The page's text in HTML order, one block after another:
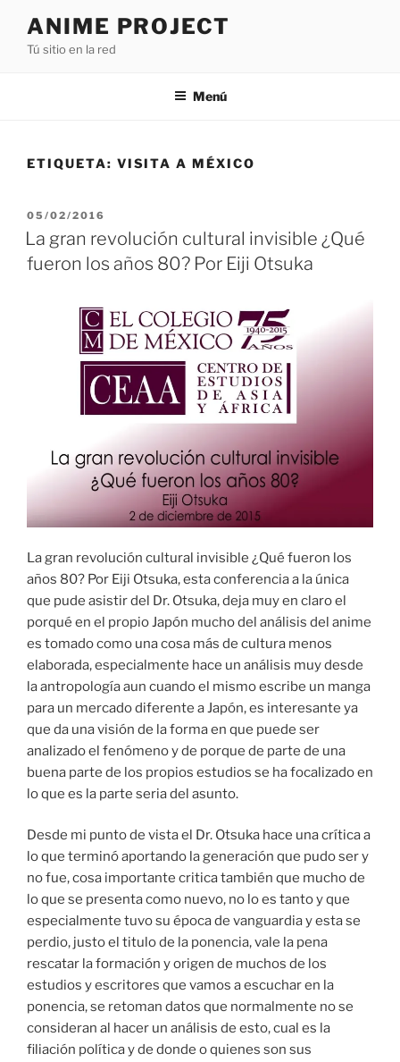
contenido
ANIME PROJECT
Tú sitio en la red
Menú
ETIQUETA: VISITA A MÉXICO
PUBLICADO
EL
05/02/2016
La gran revolución cultural invisible ¿Qué
fueron los años 80? Por Eiji Otsuka
La gran revolución cultural invisible ¿Qué fueron los
años 80? Por Eiji Otsuka, esta conferencia a la única
que pude asistir del Dr. Otsuka, deja muy en claro el
porqué en el propio Japón mucho del análisis del anime
es tomado como una cosa más de cultura menos
elaborada, especialmente hace un análisis muy desde
la antropología aun cuando el mismo escribe un manga
para un mercado diferente a Japón, es interesante ya
que da una visión de la forma en que puede ser
analizado el fenómeno y de porque de parte de una
buena parte de los propios estudios se ha focalizado en
lo que es la parte seria del asunto.
Desde mi punto de vista el Dr. Otsuka hace una crítica a
lo que terminó aportando la generación que pudo ser y
no fue, cosa importante critica también que mucho de
lo que se presenta como nuevo, no lo es tanto y que
especialmente tuvo su época de vanguardia y esta se
perdio, justo el titulo de la ponencia, vale la pena
rescatar la formación y origen de muchos de los
estudios y escritores que vamos a escuchar en la
ponencia, se retoman datos que normalmente no se
consideran al hacer un análisis de esto, cual es la
filiación política y de donde o quienes son sus